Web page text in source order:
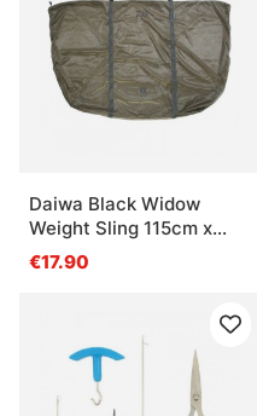
Daiwa Black Widow
Weight Sling 115cm x
70cm
€17.90